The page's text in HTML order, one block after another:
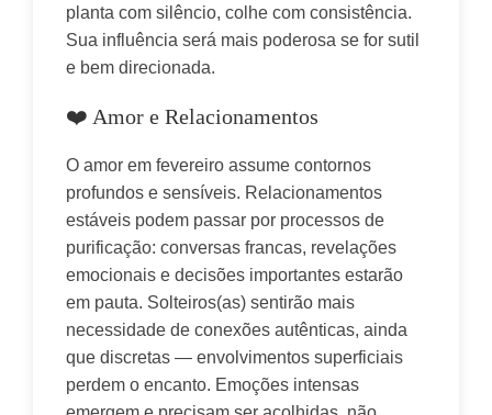
planta com silêncio, colhe com consistência.
Sua influência será mais poderosa se for sutil
e bem direcionada.
❤️ Amor e Relacionamentos
O amor em fevereiro assume contornos
profundos e sensíveis. Relacionamentos
estáveis podem passar por processos de
purificação: conversas francas, revelações
emocionais e decisões importantes estarão
em pauta. Solteiros(as) sentirão mais
necessidade de conexões autênticas, ainda
que discretas — envolvimentos superficiais
perdem o encanto. Emoções intensas